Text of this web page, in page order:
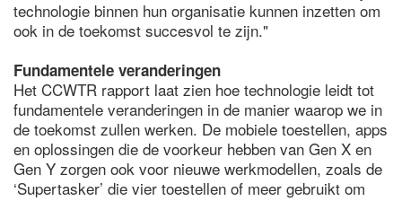
technologie binnen hun organisatie kunnen inzetten om
ook in de toekomst succesvol te zijn."
Fundamentele veranderingen
Het CCWTR rapport laat zien hoe technologie leidt tot
fundamentele veranderingen in de manier waarop we in
de toekomst zullen werken. De mobiele toestellen, apps
en oplossingen die de voorkeur hebben van Gen X en
Gen Y zorgen ook voor nieuwe werkmodellen, zoals de
‘Supertasker’ die vier toestellen of meer gebruikt om